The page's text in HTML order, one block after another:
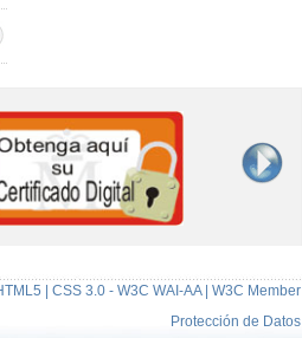
| CSS 3.0 - W3C WAI-AA | W3C Member
Protección de Datos